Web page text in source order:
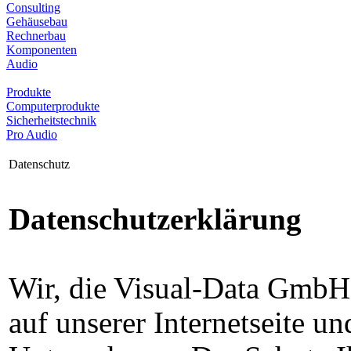
Consulting
Gehäusebau
Rechnerbau
Komponenten
Audio
Produkte
Computerprodukte
Sicherheitstechnik
Pro Audio
Datenschutz
Datenschutzerklärung
Wir, die Visual-Data
auf unserer Internetseite